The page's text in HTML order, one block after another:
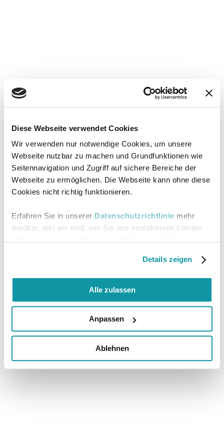
Diese Webseite verwendet Cookies
Wir verwenden nur notwendige Cookies, um unsere
Webseite nutzbar zu machen und Grundfunktionen wie
Seitennavigation und Zugriff auf sichere Bereiche der
Webseite zu ermöglichen. Die Webseite kann ohne diese
Cookies nicht richtig funktionieren.
Erfahren Sie in unserer Datenschutzrichtlinie mehr
darüber, wer wir sind, wie Sie uns kontaktieren können
Details zeigen
Alle zulassen
Anpassen
Ablehnen